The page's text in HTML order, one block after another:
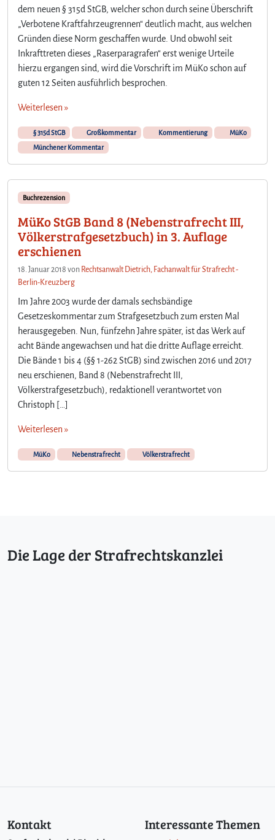
dem neuen § 315d StGB, welcher schon durch seine Überschrift
„Verbotene Kraftfahrzeugrennen“ deutlich macht, aus welchen
Gründen diese Norm geschaffen wurde. Und obwohl seit
Inkrafttreten dieses „Raserparagrafen“ erst wenige Urteile
hierzu ergangen sind, wird die Vorschrift im MüKo schon auf
guten 12 Seiten ausführlich besprochen.
Weiterlesen »
§ 315d StGB Großkommentar Kommentierung
MüKo
Münchener Kommentar
Buchrezension
MüKo StGB Band 8 (Nebenstrafrecht III,
Völkerstrafgesetzbuch) in 3. Auflage
erschienen
18. Januar 2018 von Rechtsanwalt Dietrich, Fachanwalt für Strafrecht -
Berlin-Kreuzberg
Im Jahre 2003 wurde der damals sechsbändige
Gesetzeskommentar zum Strafgesetzbuch zum ersten Mal
herausgegeben. Nun, fünfzehn Jahre später, ist das Werk auf
acht Bände angewachsen und hat die dritte Auflage erreicht.
Die Bände 1 bis 4 (§§ 1-262 StGB) sind zwischen 2016 und 2017
neu erschienen, Band 8 (Nebenstrafrecht III,
Völkerstrafgesetzbuch), redaktionell verantwortet von
Christoph […]
Weiterlesen »
MüKo Nebenstrafrecht Völkerstrafrecht
Die Lage der Strafrechtskanzlei
Kontakt Interessante Themen